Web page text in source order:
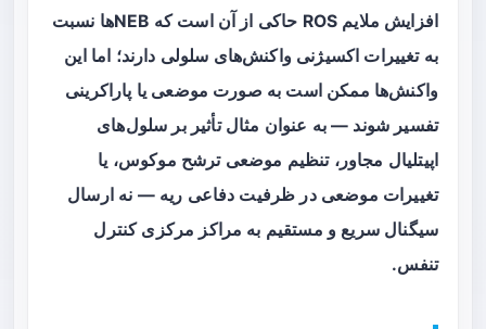
افزایش ملایم ROS حاکی از آن است که NEBها نسبت
به تغییرات اکسیژنی واکنش‌های سلولی دارند؛ اما این
واکنش‌ها ممکن است به صورت موضعی یا پاراکرینی
تفسیر شوند — به عنوان مثال تأثیر بر سلول‌های
اپیتلیال مجاور، تنظیم موضعی ترشح موکوس، یا
تغییرات موضعی در ظرفیت دفاعی ریه — نه ارسال
سیگنال سریع و مستقیم به مراکز مرکزی کنترل
تنفس.